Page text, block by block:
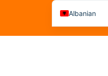
Albanian
Macedonian